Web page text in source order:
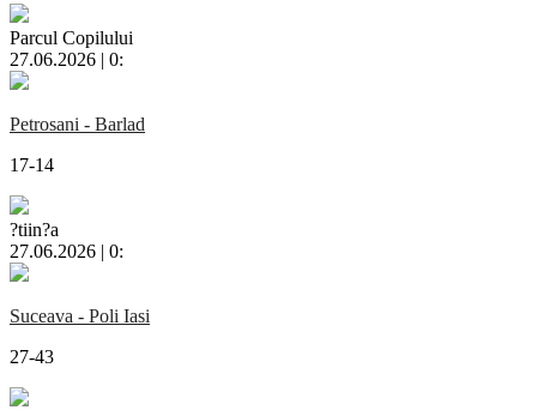
Parcul Copilului
27.06.2026 | 0:
Petrosani - Barlad
17-14
?tiin?a
27.06.2026 | 0:
Suceava - Poli Iasi
27-43